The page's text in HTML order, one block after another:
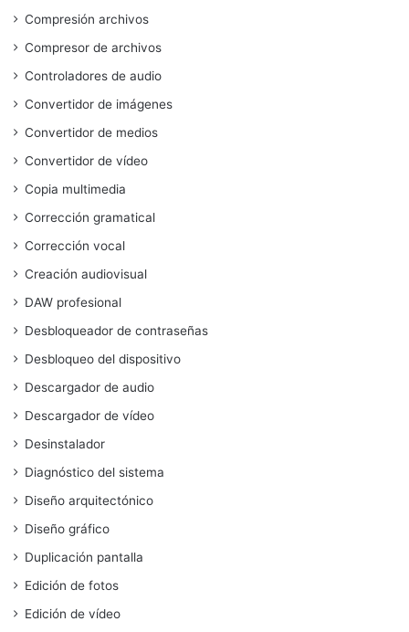
Compresión archivos
Compresor de archivos
Controladores de audio
Convertidor de imágenes
Convertidor de medios
Convertidor de vídeo
Copia multimedia
Corrección gramatical
Corrección vocal
Creación audiovisual
DAW profesional
Desbloqueador de contraseñas
Desbloqueo del dispositivo
Descargador de audio
Descargador de vídeo
Desinstalador
Diagnóstico del sistema
Diseño arquitectónico
Diseño gráfico
Duplicación pantalla
Edición de fotos
Edición de vídeo